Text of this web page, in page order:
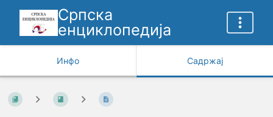
Српска
енциклопедија
Инфо Садржај